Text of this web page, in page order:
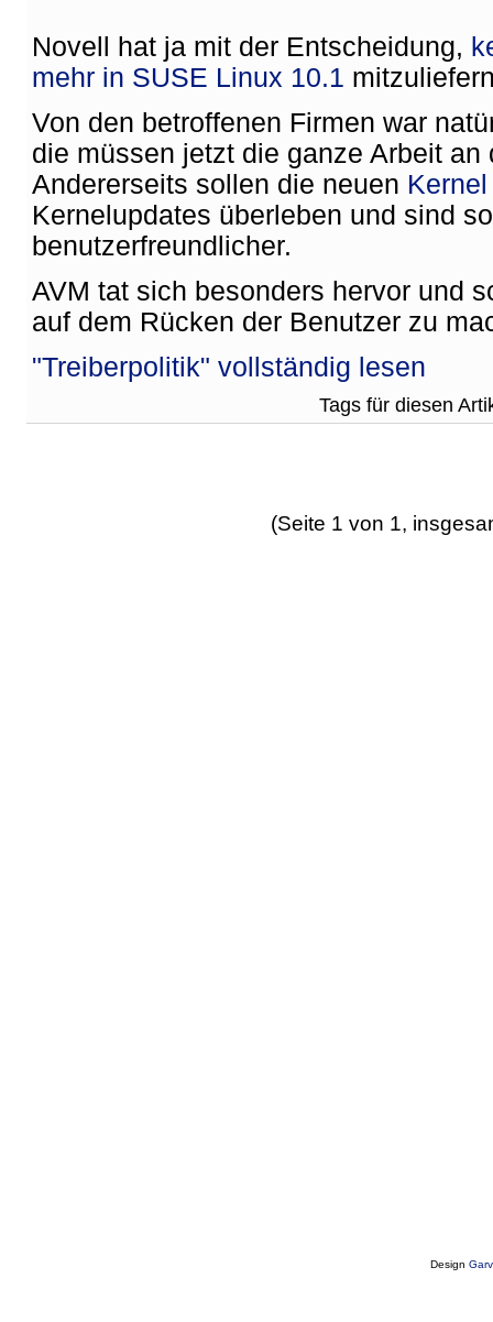
Novell hat ja mit der Entscheidung,
mehr in SUSE Linux 10.1
Von den betroffenen Firmen war
die müssen jetzt die ganze Arbeit
Andererseits sollen die neuen
Kernelupdates überleben und sind
benutzerfreundlicher.
AVM tat sich besonders hervor und
auf dem Rücken der Benutzer zu
"Treiberpolitik" vollständig lesen
Tags für diesen
(Seite 1 von 1,
Design